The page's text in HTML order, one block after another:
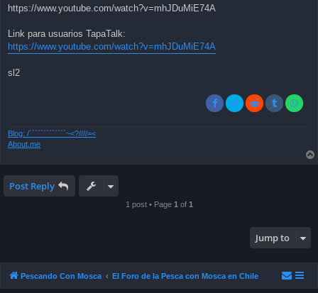
https://www.youtube.com/watch?v=mhJDuMiE74A
Link para usuarios TapaTalk:
https://www.youtube.com/watch?v=mhJDuMiE74A
sl2
Blog: /`````````````~<?////=<
About.me
Post Reply
1 post • Page 1of 1
Jump to
Pescando Con Mosca El Foro de la Pesca con Mosca en Chile